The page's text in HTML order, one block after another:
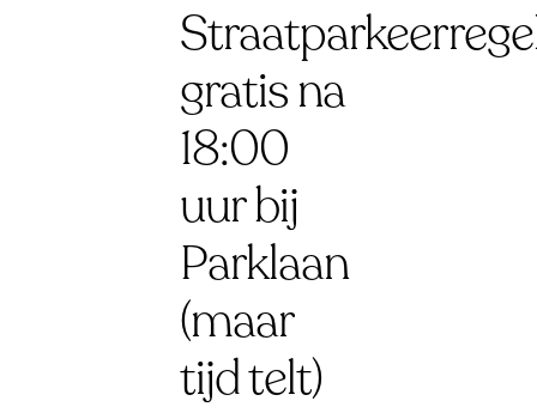
gratis na
18:00
uur bij
Parklaan
(maar
tijd telt)